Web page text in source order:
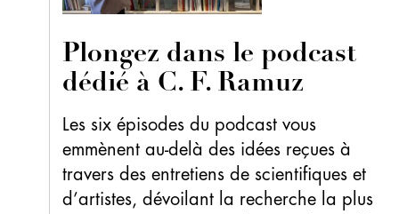
Plongez dans le podcast
dédié à C. F. Ramuz
Les six épisodes du podcast vous
emmènent au-delà des idées reçues à
travers des entretiens de scientifiques et
d’artistes, dévoilant la recherche la plus